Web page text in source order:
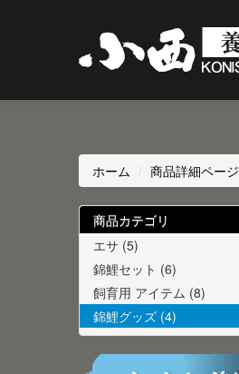
ホーム / 商品詳細ページ
商品カテゴリ
エサ (5)
錦鯉セット (6)
飼育用 アイテム (8)
錦鯉グッズ (4)